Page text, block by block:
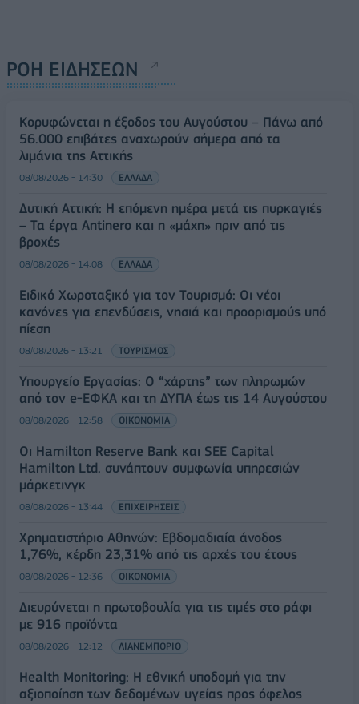
ΡΟΗ ΕΙΔΗΣΕΩΝ
Κορυφώνεται η έξοδος του Αυγούστου – Πάνω από
56.000 επιβάτες αναχωρούν σήμερα από τα
λιμάνια της Αττικής
08/08/2026 - 14:30 ΕΛΛΑΔΑ
Δυτική Αττική: Η επόμενη ημέρα μετά τις πυρκαγιές
– Τα έργα Antinero και η «μάχη» πριν από τις
βροχές
08/08/2026 - 14:08 ΕΛΛΑΔΑ
Ειδικό Χωροταξικό για τον Τουρισμό: Οι νέοι
κανόνες για επενδύσεις, νησιά και προορισμούς υπό
πίεση
08/08/2026 - 13:21 ΤΟΥΡΙΣΜΟΣ
Υπουργείο Εργασίας: Ο “χάρτης” των πληρωμών
από τον e-ΕΦΚΑ και τη ΔΥΠΑ έως τις 14 Αυγούστου
08/08/2026 - 12:58 ΟΙΚΟΝΟΜΙΑ
Οι Hamilton Reserve Bank και SEE Capital
Hamilton Ltd. συνάπτουν συμφωνία υπηρεσιών
μάρκετινγκ
08/08/2026 - 13:44 ΕΠΙΧΕΙΡΗΣΕΙΣ
Χρηματιστήριο Αθηνών: Εβδομαδιαία άνοδος
1,76%, κέρδη 23,31% από τις αρχές του έτους
08/08/2026 - 12:36 ΟΙΚΟΝΟΜΙΑ
Διευρύνεται η πρωτοβουλία για τις τιμές στο ράφι
με 916 προϊόντα
08/08/2026 - 12:12 ΛΙΑΝΕΜΠΟΡΙΟ
Health Monitoring: Η εθνική υποδομή για την
αξιοποίηση των δεδομένων υγείας προς όφελος